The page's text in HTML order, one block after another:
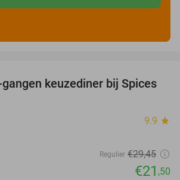
27%
keuzediner bij Spices
9.9 star
Regulier €29,45
€21 ,50